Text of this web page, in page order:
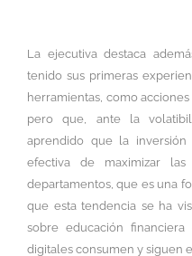
La ejecutiva destaca
tenido sus primeras
herramientas, como
pero que, ante la
aprendido que la
efectiva de maximizar
departamentos, que es una
que esta tendencia se ha
sobre educación financiera
digitales consumen y siguen